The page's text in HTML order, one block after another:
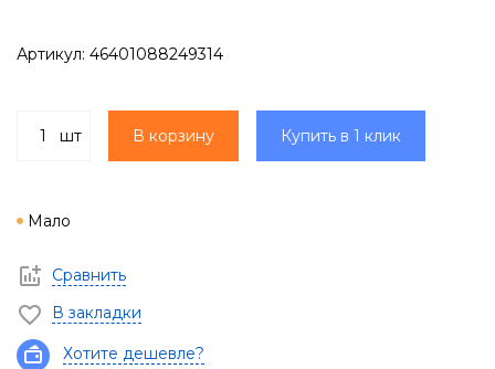
Артикул: 46401088249314
шт В корзину Купить в 1 клик
Мало
Сравнить
В закладки
Хотите дешевле?